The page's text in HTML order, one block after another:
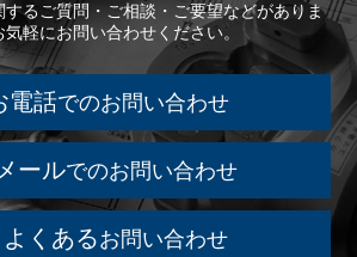
るご質問・ご相談・ご要望などがありま
軽にお問い合わせください。
電話でのお問い合わせ
メールでのお問い合わせ
よくあるお問い合わせ